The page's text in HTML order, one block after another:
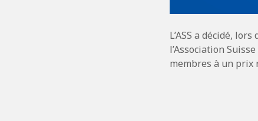
L’ASS a décidé,
l’Association
membres à un prix